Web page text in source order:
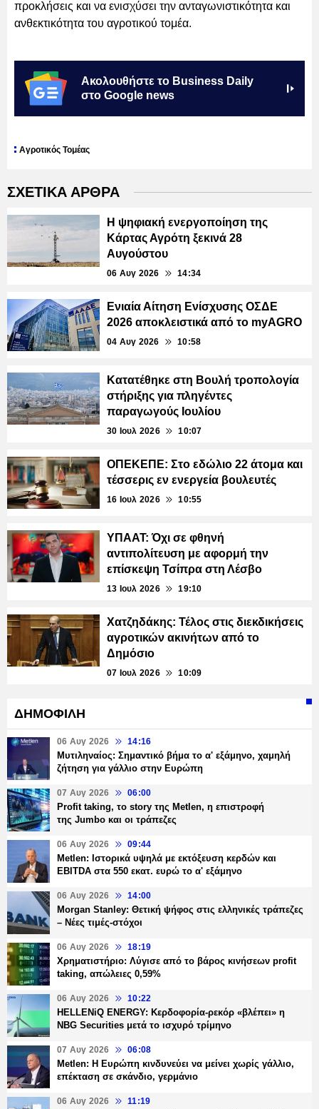
προκλήσεις και να ενισχύσει την ανταγωνιστικότητα και
ανθεκτικότητα του αγροτικού τομέα.
Ακολουθήστε το Business Daily
στο Google news
Αγροτικός Τομέας
ΣΧΕΤΙΚΑ ΑΡΘΡΑ
Η ψηφιακή ενεργοποίηση της
Κάρτας Αγρότη ξεκινά 28
Αυγούστου
06 Αυγ 2026 14:34
Ενιαία Αίτηση Ενίσχυσης ΟΣΔΕ
2026 αποκλειστικά από το myAGRO
04 Αυγ 2026 10:58
Κατατέθηκε στη Βουλή τροπολογία
στήριξης για πληγέντες
παραγωγούς Ιουλίου
30 Ιουλ 2026 10:07
ΟΠΕΚΕΠΕ: Στο εδώλιο 22 άτομα και
τέσσερις εν ενεργεία βουλευτές
16 Ιουλ 2026 10:55
ΥΠΑΑΤ: Όχι σε φθηνή
αντιπολίτευση με αφορμή την
επίσκεψη Τσίπρα στη Λέσβο
13 Ιουλ 2026 19:10
Χατζηδάκης: Τέλος στις διεκδικήσεις
αγροτικών ακινήτων από το
Δημόσιο
07 Ιουλ 2026 10:09
ΔΗΜΟΦΙΛΗ
06 Αυγ 2026 14:16
Μυτιληναίος: Σημαντικό βήμα το α' εξάμηνο, χαμηλή
ζήτηση για γάλλιο στην Ευρώπη
07 Αυγ 2026 06:00
Profit taking, το story της Metlen, η επιστροφή
της Jumbo και οι τράπεζες
06 Αυγ 2026 09:44
Metlen: Ιστορικά υψηλά με εκτόξευση κερδών και
EBITDA στα 550 εκατ. ευρώ το α' εξάμηνο
06 Αυγ 2026 14:00
Morgan Stanley: Θετική ψήφος στις ελληνικές τράπεζες
– Νέες τιμές-στόχοι
06 Αυγ 2026 18:19
Χρηματιστήριο: Λύγισε από το βάρος κινήσεων profit
taking, απώλειες 0,59%
06 Αυγ 2026 10:22
HELLENiQ ENERGY: Κερδοφορία-ρεκόρ «βλέπει» η
NBG Securities μετά το ισχυρό τρίμηνο
07 Αυγ 2026 06:08
Metlen: Η Ευρώπη κινδυνεύει να μείνει χωρίς γάλλιο,
επέκταση σε σκάνδιο, γερμάνιο
06 Αυγ 2026 11:19